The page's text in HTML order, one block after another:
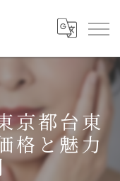
京都台東
格と魅力